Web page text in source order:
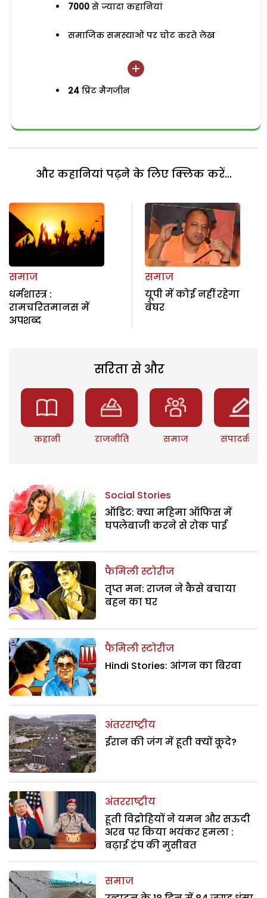
7000 से ज्यादा कहानियां
समाजिक समस्याओं पर चोट करते लेख
24 प्रिंट मैगजीन
और कहानियां पढ़ने के लिए क्लिक करें...
समाज
धर्मशास्त्र :
रामचरितमानस में
अपशब्द
समाज
यूपी में कोई नहीं रहेगा
बेघर
सरिता से और
कहानी राजनीति समाज संपादकीय
Social Stories
ऑडिट: क्या महिमा ऑफिस में
घपलेबाजी करने से रोक पाई
फैमिली स्टोरीज
तृप्त मन: राजन ने कैसे बचाया
बहन का घर
फैमिली स्टोरीज
Hindi Stories: आंगन का बिरवा
अंतरराष्ट्रीय
ईरान की जंग में हूती क्यों कूदे?
अंतरराष्ट्रीय
हूती विद्रोहियों ने यमन और सऊदी
अरब पर किया भयंकर हमला :
बढ़ाई ट्रंप की मुसीबत
समाज